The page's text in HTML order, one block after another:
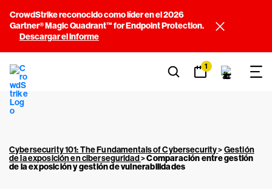
CrowdStrike reconocido como líder en el 2026
Gartner® Magic Quadrant™ for Endpoint Protection.
Descargar el informe
1
Cybersecurity 101: The Fundamentals of Cybersecurity>Gestión
de la exposición en ciberseguridad>Comparación entre gestión
de la exposición y gestión de vulnerabilidades